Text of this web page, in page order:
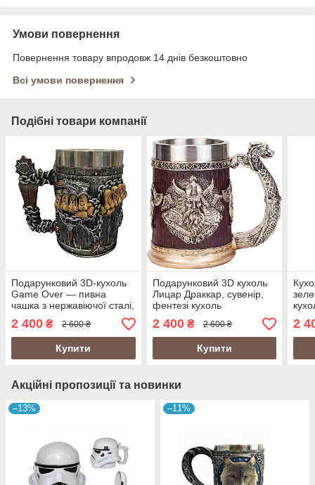
Умови повернення
Повернення товару впродовж 14 днів безкоштовно
Всі умови повернення
Подібні товари компанії
Подарунковий 3D-кухоль
Game Over — пивна
чашка з нержавіючої сталі,
500 мл
2 400 ₴ 2 600 ₴
Купити
Подарунковий 3D кухоль
Лицар Драккар, сувенір,
фентезі кухоль
2 400₴ 2 600 ₴
Купити
2
Акційні пропозиції та новинки
–13% –11%